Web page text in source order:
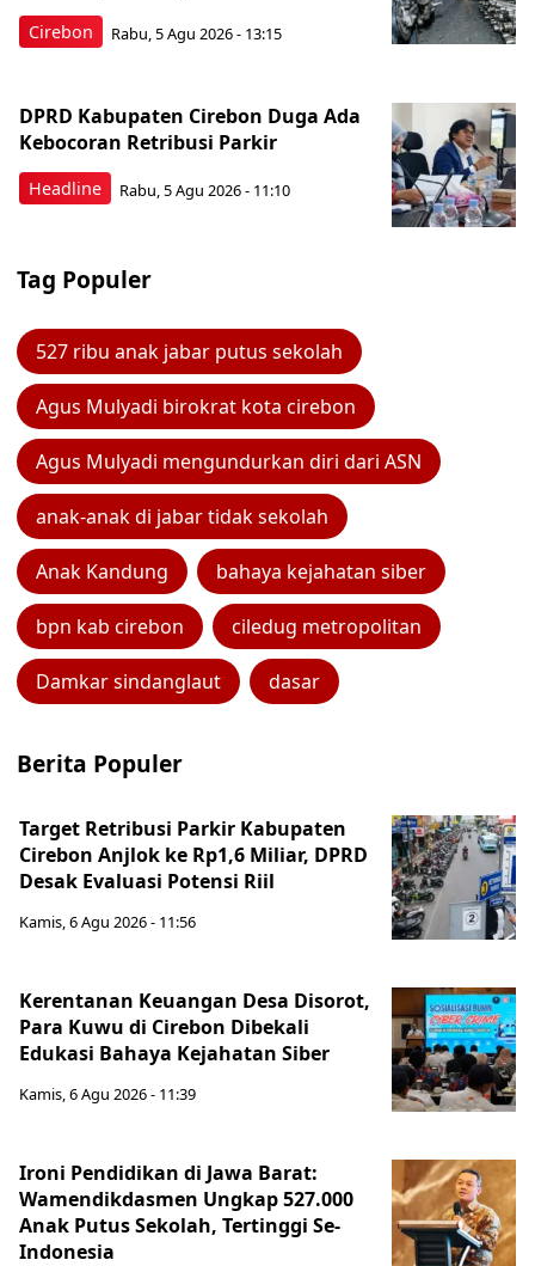
Cirebon Rabu, 5 Agu 2026 - 13:15
Headline
DPRD Kabupaten Cirebon Duga Ada
Kebocoran Retribusi Parkir
Rabu, 5 Agu 2026 - 11:10
Tag Populer
527 ribu anak jabar putus sekolah
Agus Mulyadi birokrat kota cirebon
Agus Mulyadi mengundurkan diri dari ASN
anak-anak di jabar tidak sekolah
Anak Kandung bahaya kejahatan siber
bpn kab cirebon ciledug metropolitan
Damkar sindanglaut dasar
Berita Populer
Target Retribusi Parkir Kabupaten
Cirebon Anjlok ke Rp1,6 Miliar, DPRD
Desak Evaluasi Potensi Riil
Kamis, 6 Agu 2026 - 11:56
Kerentanan Keuangan Desa Disorot,
Para Kuwu di Cirebon Dibekali
Edukasi Bahaya Kejahatan Siber
Kamis, 6 Agu 2026 - 11:39
Ironi Pendidikan di Jawa Barat:
Wamendikdasmen Ungkap 527.000
Anak Putus Sekolah, Tertinggi Se-
Indonesia